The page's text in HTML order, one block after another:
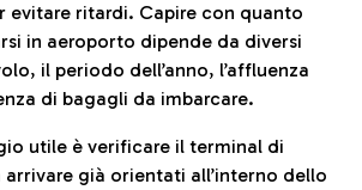
evitare ritardi. Capire con quanto
in aeroporto dipende da diversi
il periodo dell’anno, l’affluenza
di bagagli da imbarcare.
utile è verificare il terminal di
già orientati all’interno dello